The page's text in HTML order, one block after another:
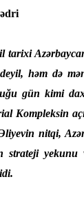
tarixi
həm də
gün kimi
Kompleksin
nitqi,
strateji yekunu